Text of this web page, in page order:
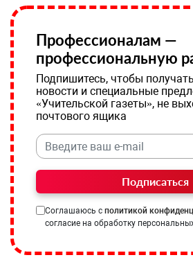
Профессионалам —
профессиональную
Подпишитесь, чтобы
новости и специальные
«Учительской газеты», не
почтового ящика
Подписаться
Соглашаюсь с политикой
согласие на обработку